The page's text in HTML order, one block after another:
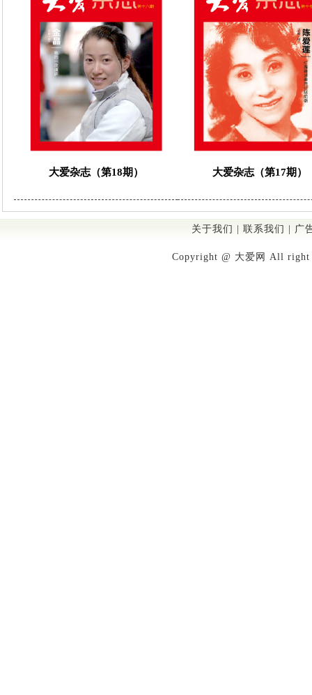
大爱杂志（第18期） 大爱杂志（第17期）
关于我们 联系我们 广
Copyright @ 大爱网 All right